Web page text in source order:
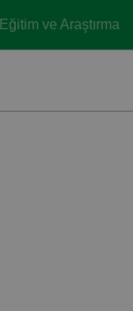
Eğitim ve Araştırma